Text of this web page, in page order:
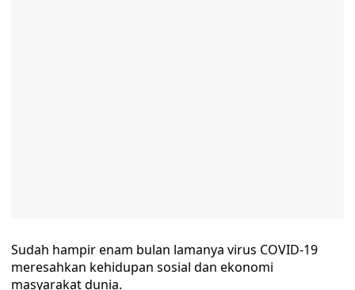
Sudah hampir enam bulan lamanya virus COVID-19
meresahkan kehidupan sosial dan ekonomi
masyarakat dunia.